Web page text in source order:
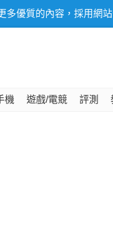
多優質的內容，採用網
機 遊戲/電競 評測